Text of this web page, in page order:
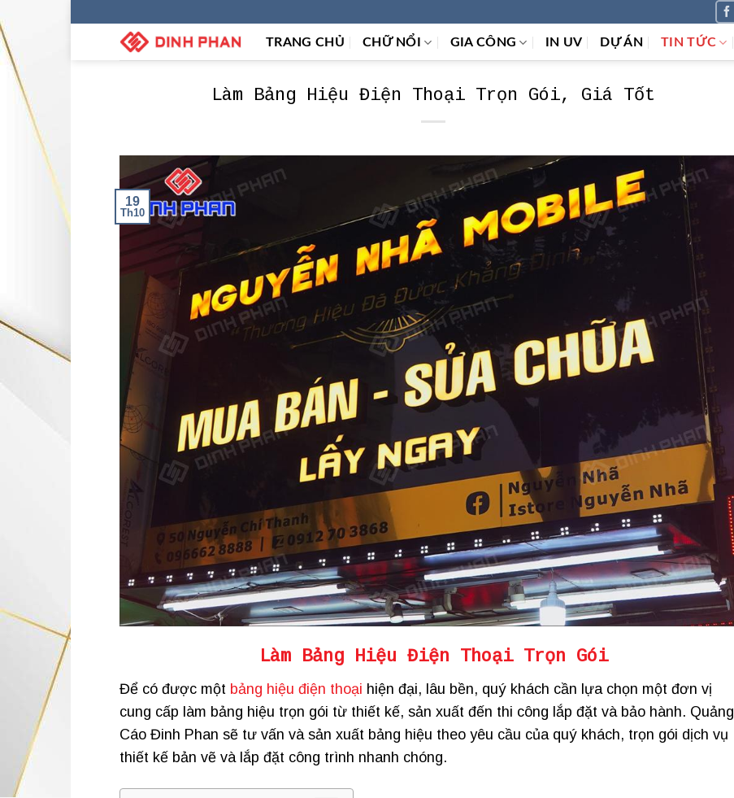
TRANG CHỦ CHỮ NỔI GIA CÔNG IN UV DỰ ÁN TIN TỨC
Làm Bảng Hiệu Điện Thoại Trọn Gói, Giá Tốt
19
Th10
Làm Bảng Hiệu Điện Thoại Trọn Gói
Để có được một bảng hiệu điện thoại hiện đại, lâu bền, quý khách cần lựa chọn một đơn vị
cung cấp làm bảng hiệu trọn gói từ thiết kế, sản xuất đến thi công lắp đặt và bảo hành. Quảng
Cáo Đinh Phan sẽ tư vấn và sản xuất bảng hiệu theo yêu cầu của quý khách, trọn gói dịch vụ
thiết kế bản vẽ và lắp đặt công trình nhanh chóng.